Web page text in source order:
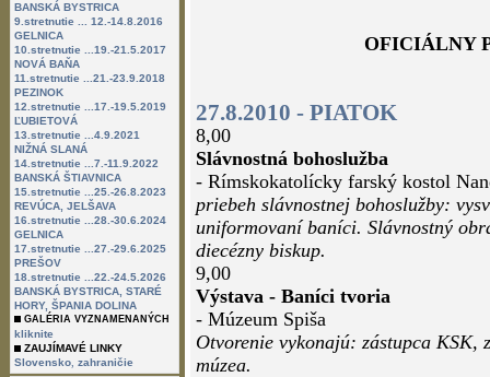
BANSKÁ BYSTRICA
9.stretnutie ... 12.-14.8.2016
GELNICA
10.stretnutie ...19.-21.5.2017
NOVÁ BAŇA
11.stretnutie ...21.-23.9.2018
PEZINOK
12.stretnutie ...17.-19.5.2019
ĽUBIETOVÁ
13.stretnutie ...4.9.2021
NIŽNÁ SLANÁ
14.stretnutie ...7.-11.9.2022
BANSKÁ ŠTIAVNICA
15.stretnutie ...25.-26.8.2023
REVÚCA, JELŠAVA
16.stretnutie ...28.-30.6.2024
GELNICA
17.stretnutie ...27.-29.6.2025
PREŠOV
18.stretnutie ...22.-24.5.2026
BANSKÁ BYSTRICA, STARÉ
HORY, ŠPANIA DOLINA
GALÉRIA VYZNAMENANÝCH
kliknite
ZAUJÍMAVÉ LINKY
Slovensko zahraničie
OFICIÁLNY
27.8.2010 - PIATOK
8,00
Slávnostná bohoslužba
- Rímskokatolícky farský kostol
priebeh slávnostnej bohoslužby:
uniformovaní baníci. Slávnostný
diecézny biskup.
9,00
Výstava - Baníci tvoria
- Múzeum Spiša
Otvorenie vykonajú: zástupca KSK,
múzea.